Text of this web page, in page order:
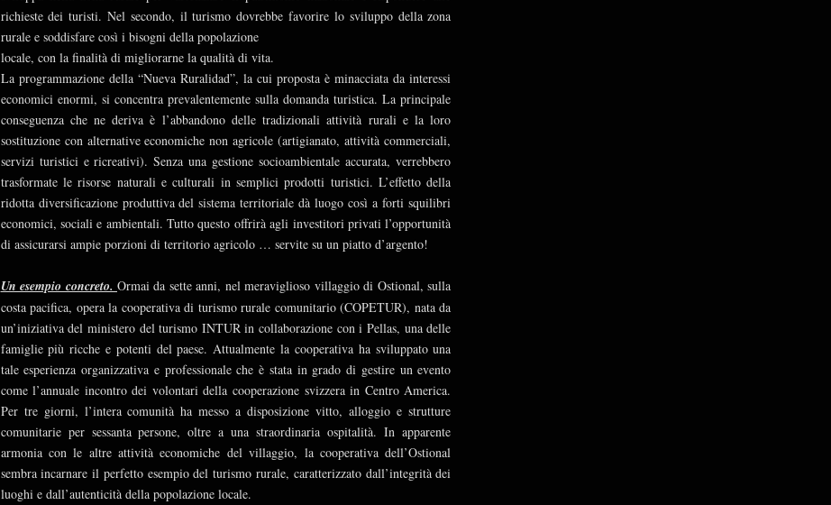
richieste dei turisti. Nel secondo, il turismo dovrebbe favorire lo sviluppo della zona
rurale e soddisfare così i bisogni della popolazione
locale, con la finalità di migliorarne la qualità di vita.
La programmazione della “Nueva Ruralidad”, la cui proposta è minacciata da interessi
economici enormi, si concentra prevalentemente sulla domanda turistica. La principale
conseguenza che ne deriva è l’abbandono delle tradizionali attività rurali e la loro
sostituzione con alternative economiche non agricole (artigianato, attività commerciali,
servizi turistici e ricreativi). Senza una gestione socioambientale accurata, verrebbero
trasformate le risorse naturali e culturali in semplici prodotti turistici. L’effetto della
ridotta diversificazione produttiva del sistema territoriale dà luogo così a forti squilibri
economici, sociali e ambientali. Tutto questo offrirà agli investitori privati l’opportunità
di assicurarsi ampie porzioni di territorio agricolo … servite su un piatto d’argento!
Un esempio concreto. Ormai da sette anni, nel meraviglioso villaggio di Ostional, sulla
costa pacifica, opera la cooperativa di turismo rurale comunitario (COPETUR), nata da
un’iniziativa del ministero del turismo INTUR in collaborazione con i Pellas, una delle
famiglie più ricche e potenti del paese. Attualmente la cooperativa ha sviluppato una
tale esperienza organizzativa e professionale che è stata in grado di gestire un evento
come l’annuale incontro dei volontari della cooperazione svizzera in Centro America.
Per tre giorni, l’intera comunità ha messo a disposizione vitto, alloggio e strutture
comunitarie per sessanta persone, oltre a una straordinaria ospitalità. In apparente
armonia con le altre attività economiche del villaggio, la cooperativa dell’Ostional
sembra incarnare il perfetto esempio del turismo rurale, caratterizzato dall’integrità dei
luoghi e dall’autenticità della popolazione locale.